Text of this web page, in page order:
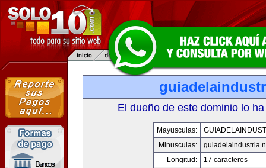
El dueño de este dominio lo
Mayusculas:
Minusculas:
Longitud:
17 caracteres